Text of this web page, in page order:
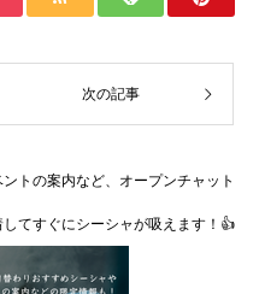
次の記事
トの案内など、オープンチャット
てすぐにシーシャが吸えます！👍